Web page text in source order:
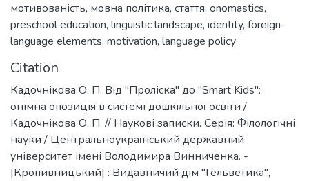
мотивованість, мовна політика, стаття, onomastics,
preschool education, linguistic landscape, identity, foreign-
language elements, motivation, language policy
Citation
Кадочнікова О. П. Від "Проліска" до "Smart Kids":
онімна опозиція в системі дошкільної освіти /
Кадочнікова О. П. // Наукові записки. Серія: Філологічні
науки / Центральноукраїнський державний
університет імені Володимира Винниченка. -
[Кропивницький] : Видавничий дім "Гельветика",